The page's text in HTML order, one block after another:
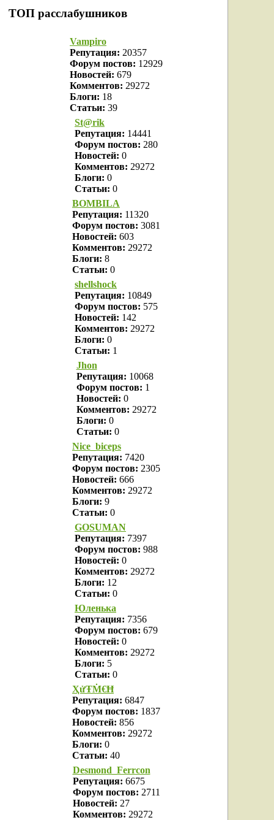
ТОП расслабушников
Vampiro
Репутация: 20357
Форум постов: 12929
Новостей: 679
Комментов: 29272
Блоги: 18
Статьи: 39
St@rik
Репутация: 14441
Форум постов: 280
Новостей: 0
Комментов: 29272
Блоги: 0
Статьи: 0
BOMBILA
Репутация: 11320
Форум постов: 3081
Новостей: 603
Комментов: 29272
Блоги: 8
Статьи: 0
shellshock
Репутация: 10849
Форум постов: 575
Новостей: 142
Комментов: 29272
Блоги: 0
Статьи: 1
Jhon
Репутация: 10068
Форум постов: 1
Новостей: 0
Комментов: 29272
Блоги: 0
Статьи: 0
Nice_biceps
Репутация: 7420
Форум постов: 2305
Новостей: 666
Комментов: 29272
Блоги: 9
Статьи: 0
GOSUMAN
Репутация: 7397
Форум постов: 988
Новостей: 0
Комментов: 29272
Блоги: 12
Статьи: 0
Юленька
Репутация: 7356
Форум постов: 679
Новостей: 0
Комментов: 29272
Блоги: 5
Статьи: 0
ҲửŦṀ€Ħ
Репутация: 6847
Форум постов: 1837
Новостей: 856
Комментов: 29272
Блоги: 0
Статьи: 40
Desmond_Ferrcon
Репутация: 6675
Форум постов: 2711
Новостей: 27
Комментов: 29272